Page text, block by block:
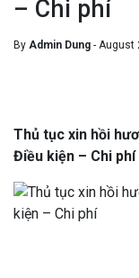
– Chi phí
By Admin Dung - August
Thủ tục xin hồi
Điều kiện – Chi phí